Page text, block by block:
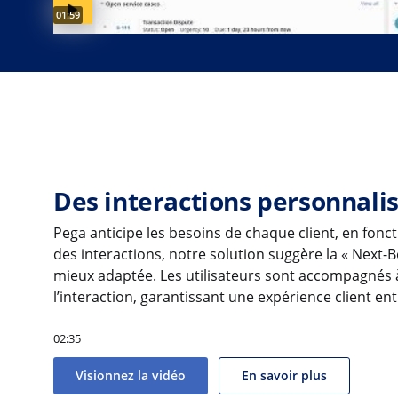
Video duration:
01:59
Des interactions
Pega anticipe les besoins de chaque client, en
des interactions, notre solution suggère la « Next-
mieux adaptée. Les utilisateurs sont accompagnés
l’interaction, garantissant une expérience client
02:35
Visionnez la vidéo En savoir plus